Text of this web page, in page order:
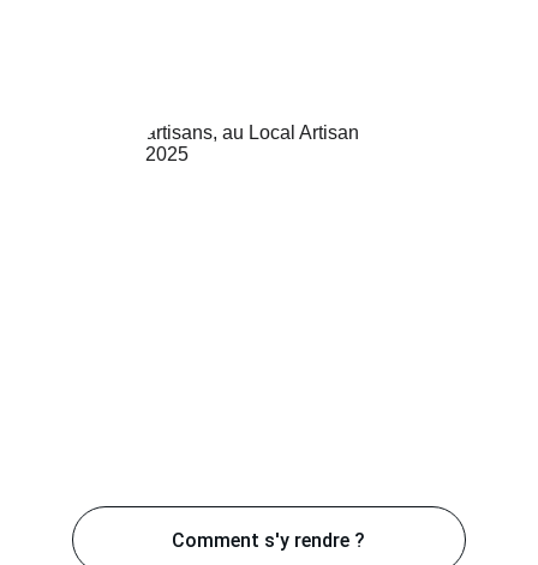
Comment s'y rendre ?